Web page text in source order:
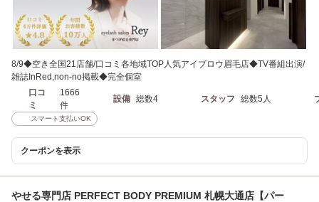
8/9◆空き全国21店舗/口コミ各地域TOP人気アイブロウ眉毛店◆TV番組出演/
雑誌InRed,non-no掲載◆完全個室
口コ
ミ
1666
件
設備 総数4 スタッフ 総数5人
スマート支払いOK
クーポンを表示
やせる専門店 PERFECT BODY PREMIUM 札幌大通店【パー